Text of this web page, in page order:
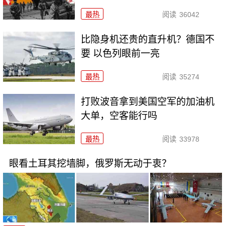
最热 阅读 36042
比隐身机还贵的直升机？德国不
要 以色列眼前一亮
最热 阅读 35274
打败波音拿到美国空军的加油机
大单，空客能行吗
最热 阅读 33978
眼看土耳其挖墙脚，俄罗斯无动于衷？